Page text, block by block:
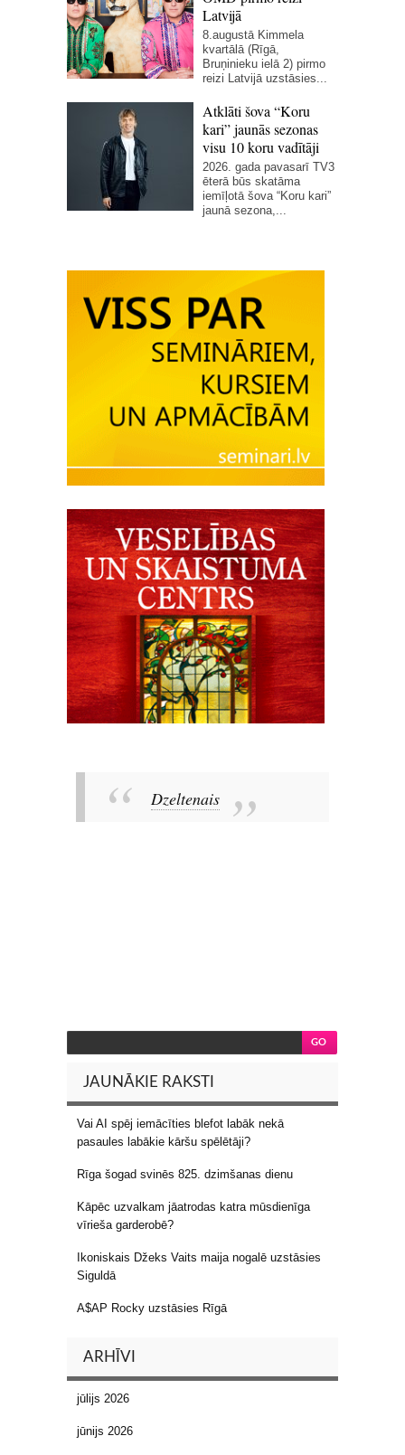
Latvijā
8.augustā Kimmela
kvartālā (Rīgā,
Bruņinieku ielā 2) pirmo
reizi Latvijā uzstāsies...
Atklāti šova “Koru
kari” jaunās sezonas
visu 10 koru vadītāji
2026. gada pavasarī TV3
ēterā būs skatāma
iemīļotā šova “Koru kari”
jaunā sezona,...
Dzeltenais
JAUNĀKIE RAKSTI
Vai AI spēj iemācīties blefot labāk nekā
pasaules labākie kāršu spēlētāji?
Rīga šogad svinēs 825. dzimšanas dienu
Kāpēc uzvalkam jāatrodas katra mūsdienīga
vīrieša garderobē?
Ikoniskais Džeks Vaits maija nogalē uzstāsies
Siguldā
A$AP Rocky uzstāsies Rīgā
ARHĪVI
jūlijs 2026
jūnijs 2026